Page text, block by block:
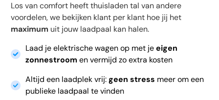
Los van comfort heeft thuisladen tal van andere
voordelen, we bekijken klant per klant hoe jij het
maximum uit jouw laadpaal kan halen.
Laad je elektrische wagen op met jeeigen
zonnestroomen vermijd zo extra kosten
Altijd een laadplek vrij:geen stress meer om een
publieke laadpaal te vinden